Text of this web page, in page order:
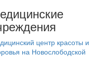
центр красоты и
на Новослободской